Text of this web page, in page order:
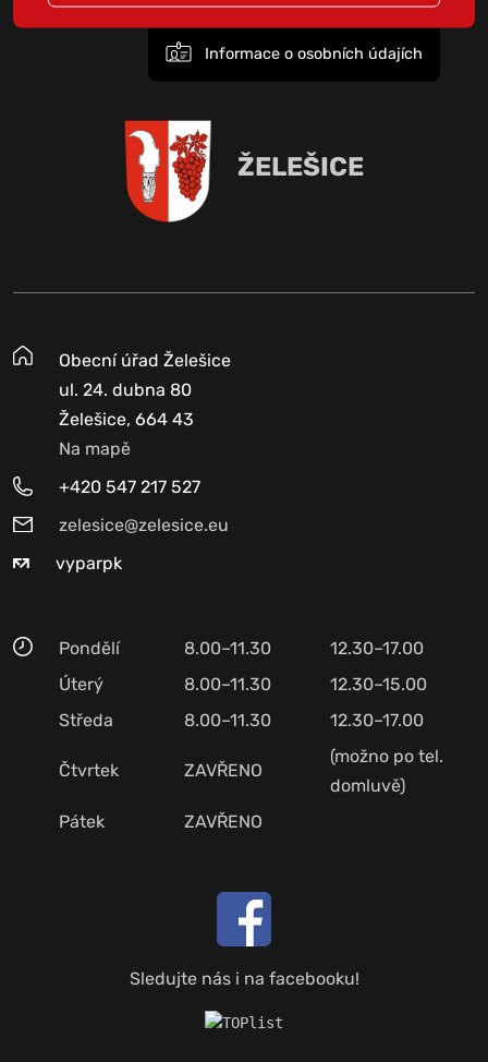
Informace o osobních údajích
ŽELEŠICE
Obecní úřad Želešice
ul. 24. dubna 80
Želešice, 664 43
Na mapě
+420 547 217 527
zelesice@zelesice.eu
vyparpk
Pondělí 8.00–11.30
12.30–17.00
Úterý
8.00–11.30
12.30–15.00
Středa
8.00–11.30 12.30–17.00
Čtvrtek ZAVŘENO
(možno po tel.
domluvě)
Pátek
ZAVŘENO
Sledujte nás i na facebooku!